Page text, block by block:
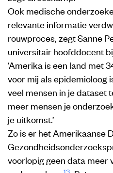
Ook medische
relevante informatie
rouwproces, zegt Sanne
universitair hoofddocent
‘Amerika is een land met
voor mij als epidemioloog
veel mensen in je dataset
meer mensen je
je uitkomst.’
Zo is er het Amerikaanse
voorlopig geen data meer